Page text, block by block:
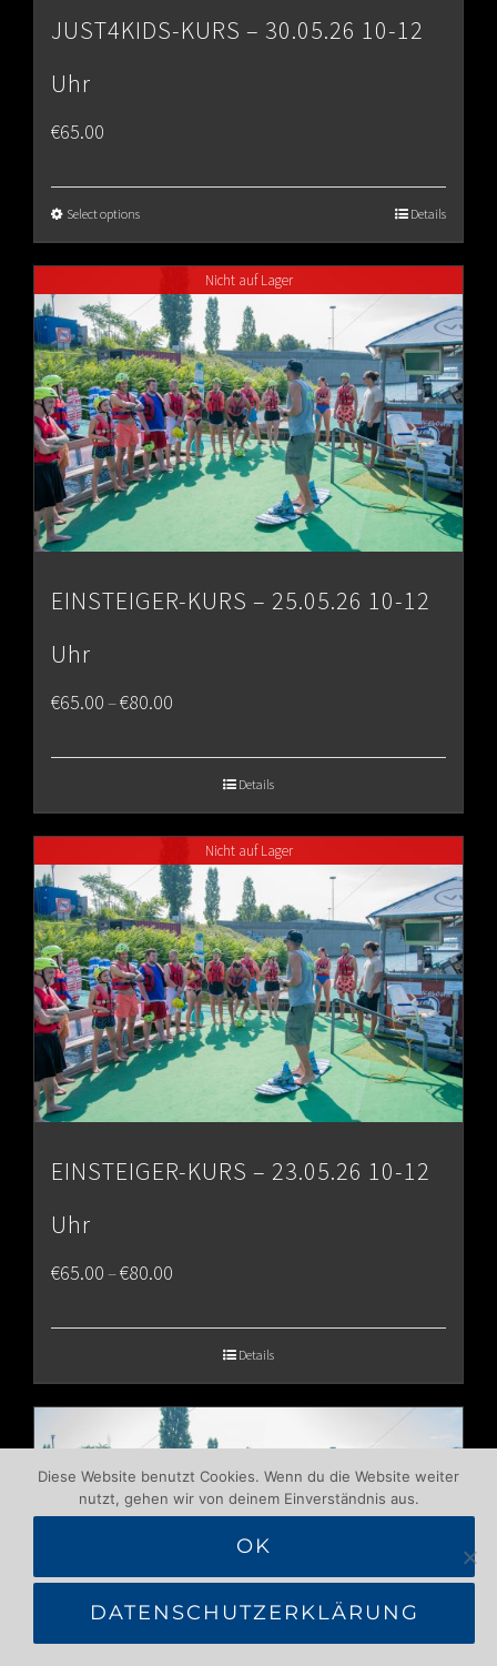
JUST4KIDS-KURS – 30.05.26 10-12
Uhr
€65.00
Select options Details
Nicht auf Lager
EINSTEIGER-KURS – 25.05.26 10-12
Uhr
€65.00–€80.00
€80.00
Details
Nicht auf Lager
EINSTEIGER-KURS – 23.05.26 10-12
Uhr
€65.00–€80.00
€80.00
Details
Diese Website benutzt Cookies. Wenn du die Website weiter
nutzt, gehen wir von deinem Einverständnis aus.
OK
DATENSCHUTZERKLÄRUNG